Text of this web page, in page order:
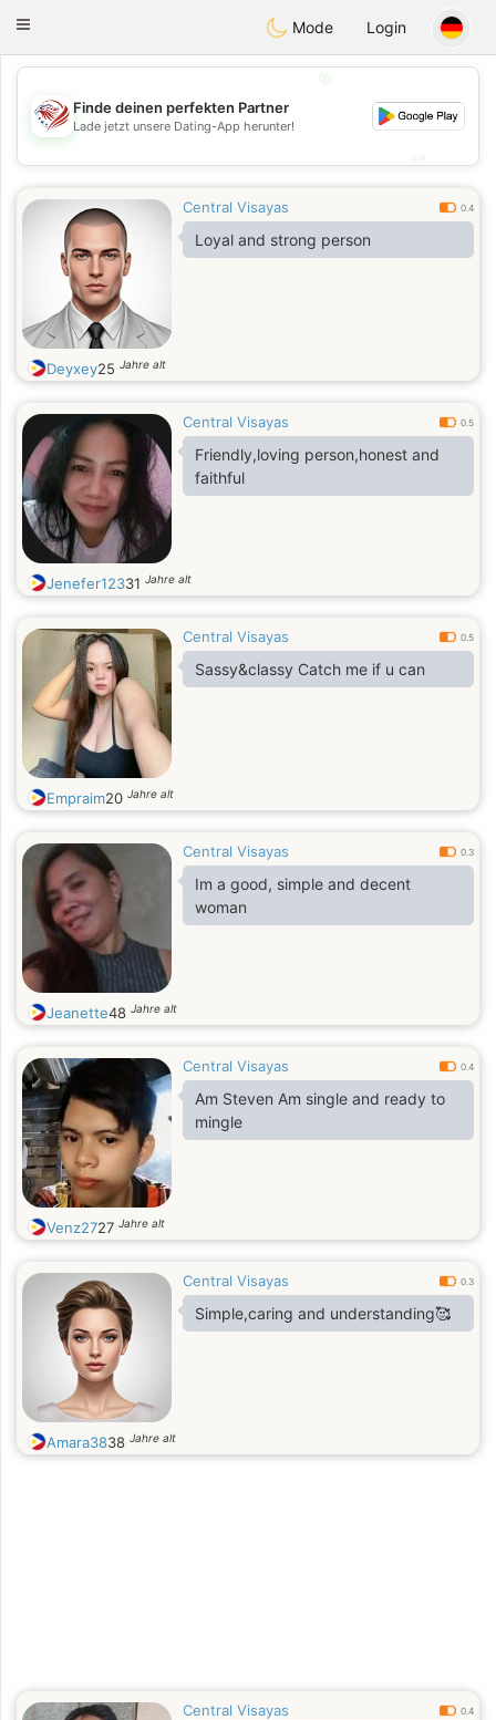
Dating
Toggle
Mode Login
💖
💕
Finde deinen perfekten Partner
Lade jetzt unsere Dating-App herunter!
Central Visayas 0.4
Loyal and strong person
Deyxey25 Jahre alt
Central Visayas 0.5
Friendly,loving person,honest and
faithful
Jenefer12331 Jahre alt
Central Visayas 0.5
Sassy&classy Catch me if u can
Empraim20 Jahre alt
Central Visayas 0.3
Im a good, simple and decent
woman
Jeanette48 Jahre alt
Central Visayas 0.4
Am Steven Am single and ready to
mingle
Venz2727 Jahre alt
Central Visayas 0.3
Simple,caring and understanding🥰
Amara3838 Jahre alt
Central Visayas 0.4